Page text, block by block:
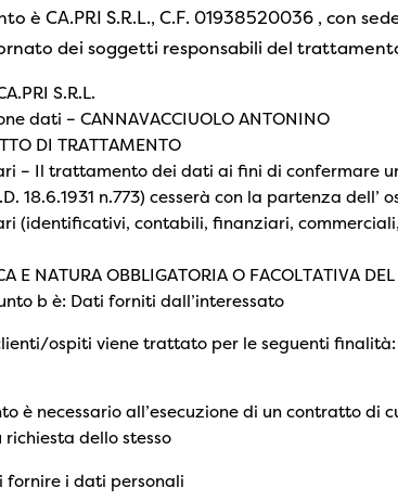
CA.PRI S.R.L., C.F. 01938520036 , con
dei soggetti responsabili del
S.R.L.
dati – CANNAVACCIUOLO ANTONINO
DI TRATTAMENTO
– Il trattamento dei dati ai fini di confermare
18.6.1931 n.773) cesserà con la partenza dell’
(identificativi, contabili, finanziari,
E NATURA OBBLIGATORIA O FACOLTATIVA
b è: Dati forniti dall’interessato
ospiti viene trattato per le seguenti
è necessario all’esecuzione di un contratto di
dello stesso
fornire i dati personali